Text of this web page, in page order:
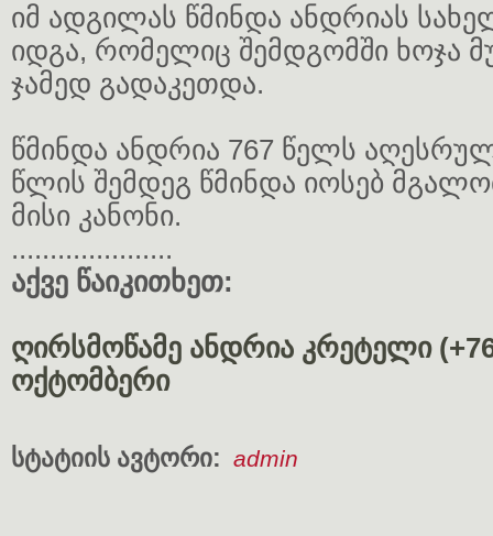
იმ ადგილას წმინდა ანდრიას
იდგა, რომელიც შემდგომში ხოჯა
ჯამედ გადაკეთდა.
წმინდა ანდრია 767 წელს
წლის შემდეგ წმინდა იოსებ
მისი კანონი.
.....................
აქვე წაიკითხეთ:
ღირსმოწამე ანდრია კრეტელი
ოქტომბერი
სტატიის ავტორი: admin